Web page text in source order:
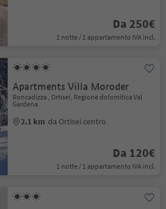
Da 250€
1 notte / 1 appartamento IVA incl.
Apartments Villa Moroder
Roncadizza , Ortisei, Regione dolomitica Val
Gardena
2.1 km da Ortisei centro
Da 120€
1 notte / 1 appartamento IVA incl.